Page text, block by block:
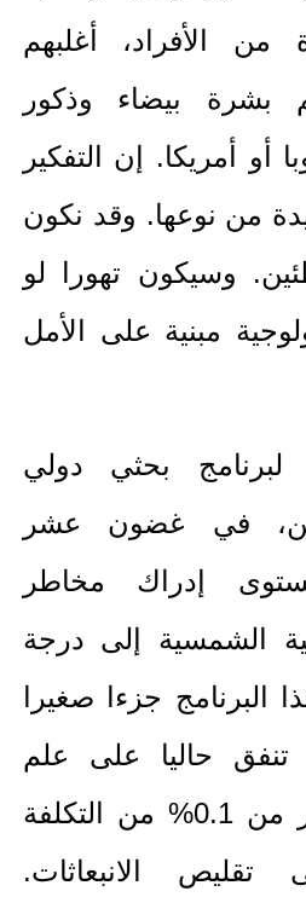
الأفراد، أغلبهم
بشرة بيضاء وذكور
أو أمريكا. إن التفكير
من نوعها. وقد نكون
وسيكون تهورا لو
مبنية على الأمل
لبرنامج بحثي دولي
في غضون عشر
إدراك مخاطر
الشمسية إلى درجة
البرنامج جزءا صغيرا
تنفق حاليا على علم
المناخ، وأقل بكثير من 0.1% من التكلفة
الانبعاثات.